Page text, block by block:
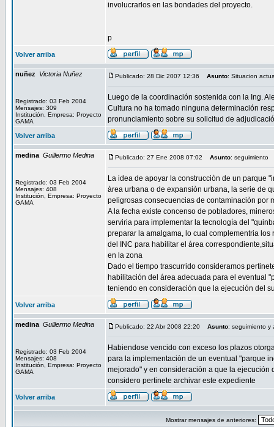
involucrarlos en las bondades del proyecto.
p
Volver arriba
nuñez Victoria Nuñez
Registrado: 03 Feb 2004
Mensajes: 309
Institución, Empresa: Proyecto
GAMA
Publicado: 28 Dic 2007 12:36 Asunto: Situacion
Luego de la coordinación sostenida con la Ing.
Cultura no ha tomado ninguna determinación
pronunciamiento sobre su solicitud de
Volver arriba
medina Guillermo Medina
Registrado: 03 Feb 2004
Mensajes: 408
Institución, Empresa: Proyecto
GAMA
Publicado: 27 Ene 2008 07:02 Asunto: seguimiento
La idea de apoyar la construcciòn de un parque
àrea urbana o de expansiòn urbana, la serie de
peligrosas consecuencias de contaminaciòn por
A la fecha existe concenso de pobladores,
serviria para implementar la tecnología del
preparar la amalgama, lo cual complementria
del INC para habilitar el área
en la zona
Dado el tiempo trascurrido consideramos
habilitación del área adecuada para el eventual
teniendo en consideración que la ejecución del
Volver arriba
medina Guillermo Medina
Registrado: 03 Feb 2004
Mensajes: 408
Institución, Empresa: Proyecto
GAMA
Publicado: 22 Abr 2008 22:20 Asunto: seguimiento y
Habiendose vencido con exceso los plazos
para la implementaciòn de un eventual "parque
mejorado" y en consideraciòn a que la ejecución
considero pertinete archivar este expediente
Volver arriba
Mostrar mensajes de anteriores: